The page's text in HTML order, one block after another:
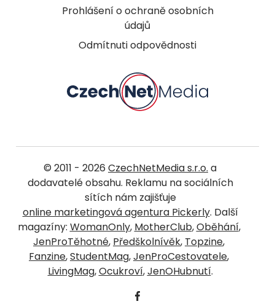
Prohlášení o ochraně osobních
údajů
Odmítnuti odpovědnosti
© 2011 - 2026 CzechNetMedia s.r.o. a
dodavatelé obsahu. Reklamu na sociálních
sítích nám zajišťuje
online marketingová agentura Pickerly. Další
magazíny: WomanOnly, MotherClub,Oběhání,
JenProTěhotné, Předškolnívěk, Topzine,
Fanzine,StudentMag,JenProCestovatele,
LivingMag,Ocukroví,JenOHubnutí.